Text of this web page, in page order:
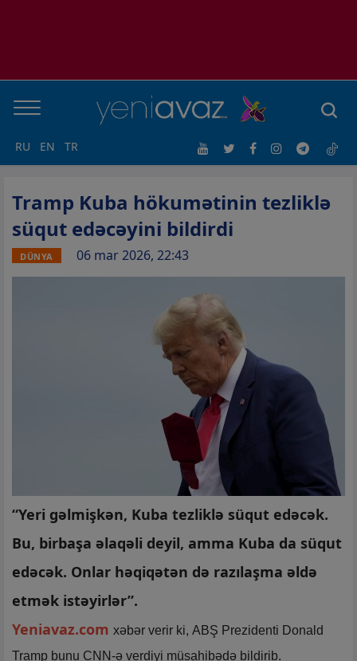
RU EN TR
Tramp Kuba hökumətinin tezliklə
süqut edəcəyini bildirdi
DÜNYA 06 mar 2026, 22:43
“Yeri gəlmişkən, Kuba tezliklə süqut edəcək.
Bu, birbaşa əlaqəli deyil, amma Kuba da süqut
edəcək. Onlar həqiqətən də razılaşma əldə
etmək istəyirlər”.
Yeniavaz.com xəbər verir ki, ABŞ Prezidenti Donald
Tramp bunu CNN-ə verdiyi müsahibədə bildirib.